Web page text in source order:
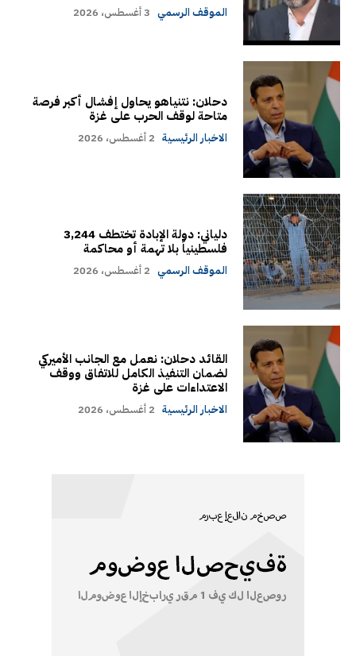
الموقف الرسمي 3 أغسطس، 2026
دحلان: نتنياهو يحاول إفشال أكبر فرصة
متاحة لوقف الحرب على غزة
الاخبار الرئيسية 2 أغسطس، 2026
دلياني: دولة الإبادة تختطف 3,244
فلسطينياً بلا تهمة أو محاكمة
الموقف الرسمي 2 أغسطس، 2026
القائد دحلان: نعمل مع الجانب الأميركي
لضمان التنفيذ الكامل للاتفاق ووقف
الاعتداءات على غزة
الاخبار الرئيسية 2 أغسطس، 2026